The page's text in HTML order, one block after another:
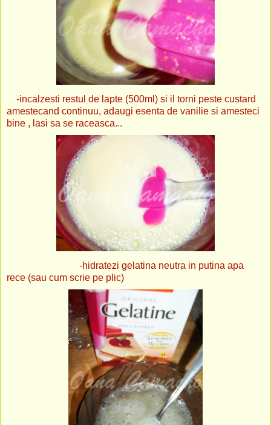
-incalzesti restul de lapte (500ml) si il torni peste custard
amestecand continuu, adaugi esenta de vanilie si amesteci
bine , lasi sa se raceasca...
-hidratezi gelatina neutra in putina apa
rece (sau cum scrie pe plic)